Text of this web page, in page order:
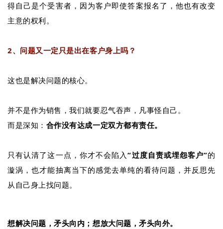
得自己是个受害者，因为客户即使答案报名了，他也有改变
主意的权利。
2、问题又一定只是出在客户身上吗？
这也是解决问题的核心。
并不是作为销售，我们就要忍气吞声，凡事怪自己。
而是深知： 合作没有达成一定双方都有责任。
只有认清了这一点，你才不会陷入“过度自责或埋怨客户”的
漩涡，也才能抽离当下的感觉去单纯的看待问题，并反思先
从自己身上找问题。
想解决问题，矛头向内；想放大问题，矛头向外。